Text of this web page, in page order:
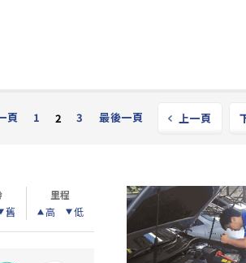
頁 1 2 3 最後一頁 上一頁
舊
里程
高
低